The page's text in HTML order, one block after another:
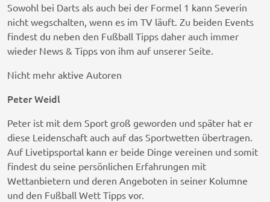
Sowohl bei Darts als auch bei der Formel 1 kann Severin
nicht wegschalten, wenn es im TV läuft. Zu beiden Events
findest du neben den Fußball Tipps daher auch immer
wieder News & Tipps von ihm auf unserer Seite.
Nicht mehr aktive Autoren
Peter Weidl
Peter ist mit dem Sport groß geworden und später hat er
diese Leidenschaft auch auf das Sportwetten übertragen.
Auf Livetipsportal kann er beide Dinge vereinen und somit
findest du seine persönlichen Erfahrungen mit
Wettanbietern und deren Angeboten in seiner Kolumne
und den Fußball Wett Tipps vor.